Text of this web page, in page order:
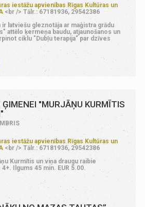
iestāžu apvienības Rīgas Kultūras un
<br /> Tālr.: 67181936, 29542386
ir latviešu gleznotāja ar maģistra grādu
attēlo ķermeņa baudu, atjaunošanos un
ciklu "Dubļu terapija" par dzīves
"MURJĀŅU KURMĪTIS
iestāžu apvienības Rīgas Kultūras un
<br /> Tālr.: 67181936, 29542386
Kurmītis un viņa draugu raibie
Ilgums 45 min. EUR 5.00.